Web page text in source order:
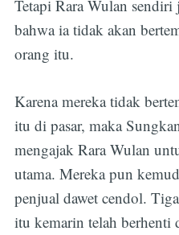
Tetapi Rara Wulan sendiri
bahwa ia tidak akan
orang itu.
Karena mereka tidak
itu di pasar, maka
mengajak Rara Wulan
utama. Mereka pun
penjual dawet cendol.
itu kemarin telah berhenti